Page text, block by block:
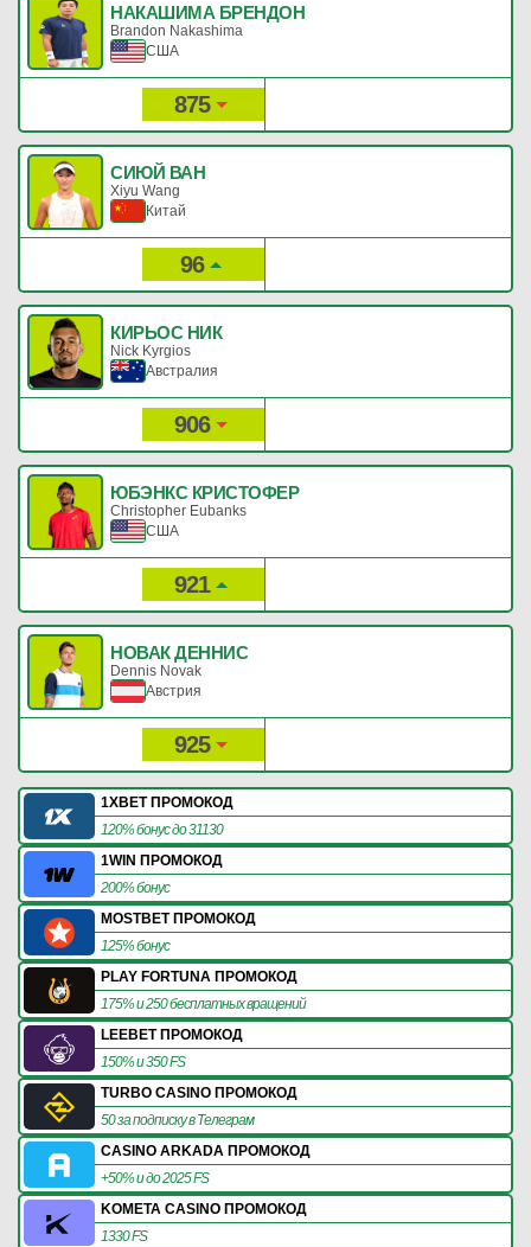
НАКАШИМА БРЕНДОН
Brandon Nakashima
США
875
СИЮЙ ВАН
Xiyu Wang
Китай
96
КИРЬОС НИК
Nick Kyrgios
Австралия
906
ЮБЭНКС КРИСТОФЕР
Christopher Eubanks
США
921
НОВАК ДЕННИС
Dennis Novak
Австрия
925
1XBET ПРОМОКОД
120% бонус до 31130
1WIN ПРОМОКОД
200% бонус
MOSTBET ПРОМОКОД
125% бонус
PLAY FORTUNA ПРОМОКОД
175% и 250 бесплатных вращений
LEEBET ПРОМОКОД
150% и 350 FS
TURBO CASINO ПРОМОКОД
50 за подписку в Телеграм
CASINO ARKADA ПРОМОКОД
+50% и до 2025 FS
KOMETA CASINO ПРОМОКОД
1330 FS